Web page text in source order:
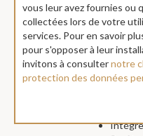
vous leur avez fournies ou
collectées lors de votre
services. Pour en savoir
pour s'opposer à leur
invitons à consulternotre
protection des données